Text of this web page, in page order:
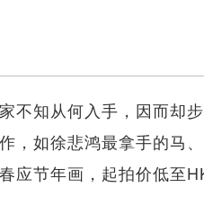
不知从何入手，因而却
，如徐悲鸿最拿手的马
应节年画，起拍价低至